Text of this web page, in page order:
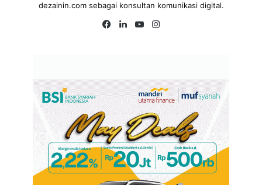
dezainin.com sebagai konsultan komunikasi digital.
Fa
Lin
Yo